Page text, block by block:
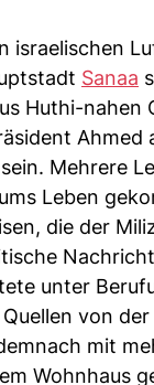
israelischen
Sanaa
Huthi-nahen
Ahmed
Mehrere
Leben
die der
unter
von
mit
Wohnhaus